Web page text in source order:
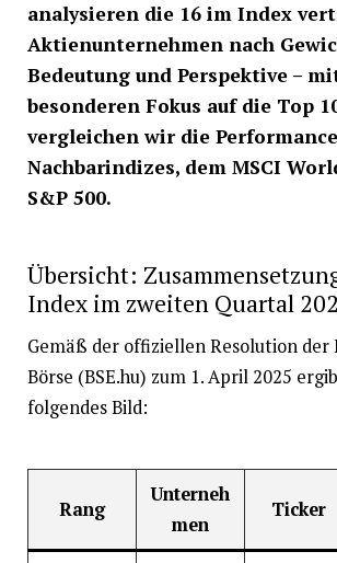
analysieren die 16 im Index
Aktienunternehmen nach
Bedeutung und Perspektive –
besonderen Fokus auf die Top
vergleichen wir die
Nachbarindizes, dem MSCI
S&P 500.
Übersicht:
Index im zweiten Quartal
Gemäß der offiziellen Resolution der
Börse (BSE.hu) zum 1. April 2025
folgendes Bild:
Rang
Unterneh
men
Ticker